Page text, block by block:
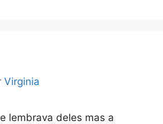
Virginia
lembrava deles mas a